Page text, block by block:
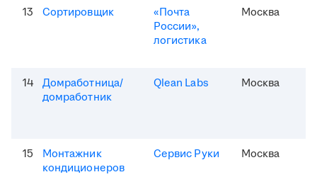
13 Сортировщик
«Почта
России»,
логистика
Москва
14
Домработница/
домработник
Qlean Labs Москва
15
Монтажник
кондиционеров
Сервис Руки Москва